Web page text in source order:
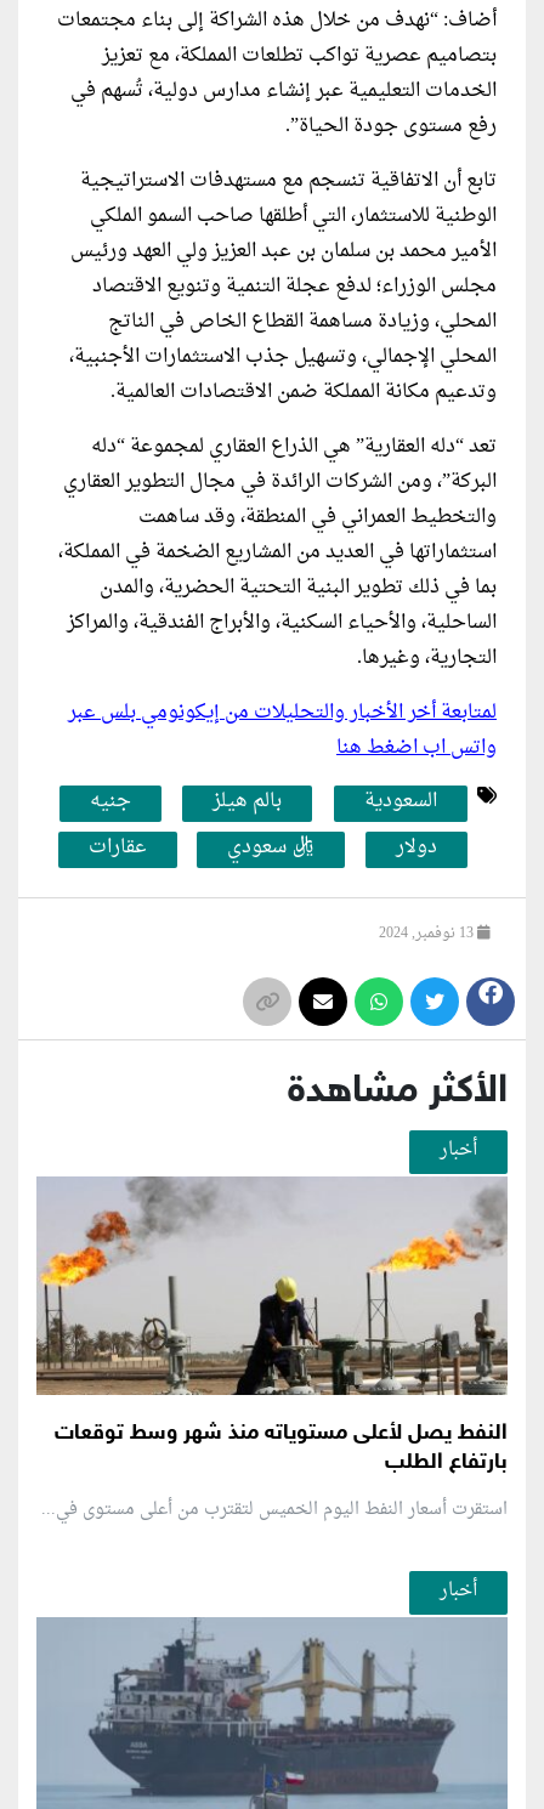
أضاف: “نهدف من خلال هذه الشراكة إلى بناء مجتمعات
بتصاميم عصرية تواكب تطلعات المملكة، مع تعزيز
الخدمات التعليمية عبر إنشاء مدارس دولية، تُسهم في
رفع مستوى جودة الحياة”.
تابع أن الاتفاقية تنسجم مع مستهدفات الاستراتيجية
الوطنية للاستثمار، التي أطلقها صاحب السمو الملكي
الأمير محمد بن سلمان بن عبد العزيز ولي العهد ورئيس
مجلس الوزراء؛ لدفع عجلة التنمية وتنويع الاقتصاد
المحلي، وزيادة مساهمة القطاع الخاص في الناتج
المحلي الإجمالي، وتسهيل جذب الاستثمارات الأجنبية،
وتدعيم مكانة المملكة ضمن الاقتصادات العالمية.
تعد “دله العقارية” هي الذراع العقاري لمجموعة “دله
البركة”، ومن الشركات الرائدة في مجال التطوير العقاري
والتخطيط العمراني في المنطقة، وقد ساهمت
استثماراتها في العديد من المشاريع الضخمة في المملكة،
بما في ذلك تطوير البنية التحتية الحضرية، والمدن
الساحلية، والأحياء السكنية، والأبراج الفندقية، والمراكز
التجارية، وغيرها.
لمتابعة أخر الأخبار والتحليلات من إيكونومي بلس عبر
واتس اب اضغط هنا
السعودية
بالم هيلز
جنيه
دولار
ريال سعودي عقارات
الأكثر مشاهدة
أخبار
النفط يصل لأعلى مستوياته منذ شهر وسط توقعات
بارتفاع الطلب
استقرت أسعار النفط اليوم الخميس لتقترب من أعلى مستوى في...
أخبار